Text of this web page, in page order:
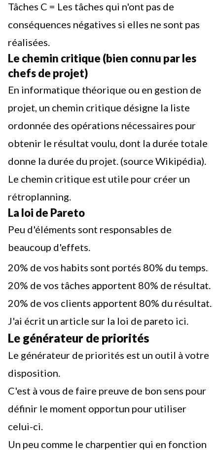
Tâches C = Les tâches qui n'ont pas de
conséquences négatives si elles ne sont pas
réalisées.
Le chemin critique (bien connu par les
chefs de projet)
En informatique théorique ou en gestion de
projet, un chemin critique désigne la liste
ordonnée des opérations nécessaires pour
obtenir le résultat voulu, dont la durée totale
donne la durée du projet. (source Wikipédia).
Le chemin critique est utile pour créer un
rétroplanning.
La loi de Pareto
Peu d'éléments sont responsables de
beaucoup d'effets.
20% de vos habits sont portés 80% du temps.
20% de vos tâches apportent 80% de résultat.
20% de vos clients apportent 80% du résultat.
J'ai écrit un article sur la loi de pareto ici.
Le générateur de priorités
Le générateur de priorités est un outil à votre
disposition.
C'est à vous de faire preuve de bon sens pour
définir le moment opportun pour utiliser
celui-ci.
Un peu comme le charpentier qui en fonction